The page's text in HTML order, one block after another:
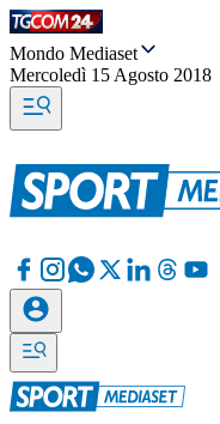
Mondo Mediaset
Mercoledì 15 Agosto 2018